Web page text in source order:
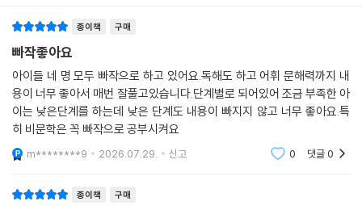
종이책 구매
빠작좋아요
아이들 네 명 모두 빠작으로 하고 있어요.독해도 하고 어휘 문해력까지 내
용이 너무 좋아서 매번 잘풀고있습니다.단계별로 되어있어 조금 부족한 아
이는 낮은단계를 하는데 낮은 단계도 내용이 빠지지 않고 너무 좋아요.특
히 비문학은 꼭 빠작으로 공부시켜요
m********9 2026.07.29. 신고 0 댓글0
종이책 구매